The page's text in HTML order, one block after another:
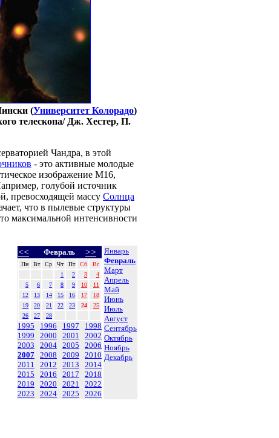
(Университет Колорадо)
телескопа/ Дж. Хестер, П.
Чандра, в этой
- это активные молодые
изображение M16,
голубой источник
превосходящей массу Солнца
что в пылевые структуры
максимальной интенсивности
<< Февраль >>
Пн Вт Ср Чт Пт Сб
Вс
1
2 3
4
5
6 7 8 9 10
11
12
13 14 15 16 17
18
19
20 21 22 23 24
25
26
27 28
1995 1996 1997
1998
1999
2000 2001
2002
2003
2004 2005
2006
2007 2008 2009
2010
2011
2012 2013
2014
2015
2016 2017
2018
2019
2020 2021
2022
2023
2024 2025 2026
Январь
Февраль
Март
Апрель
Май
Июнь
Июль
Август
Сентябрь
Октябрь
Ноябрь
Декабрь